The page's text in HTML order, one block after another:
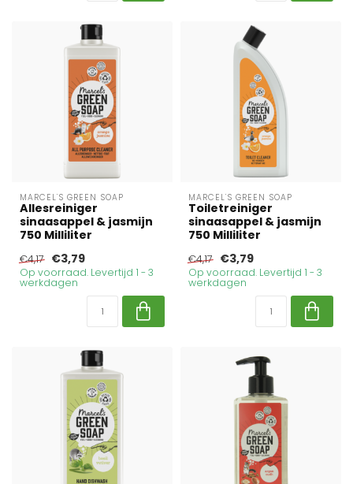
MARCEL'S GREEN SOAP
Allesreiniger
sinaasappel & jasmijn
750 Milliliter
€4,17 €3,79
Op voorraad. Levertijd 1 - 3
werkdagen
MARCEL'S GREEN SOAP
Toiletreiniger
sinaasappel & jasmijn
750 Milliliter
€4,17 €3,79
Op voorraad. Levertijd 1 - 3
werkdagen